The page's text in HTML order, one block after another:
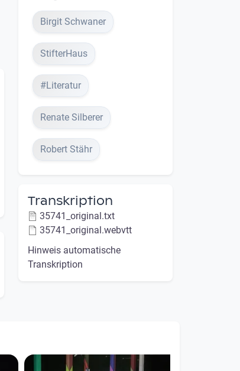
Birgit Schwaner
StifterHaus
#Literatur
Renate Silberer
Robert Stähr
Transkription
35741_original.txt
35741_original.webvtt
Hinweis automatische
Transkription